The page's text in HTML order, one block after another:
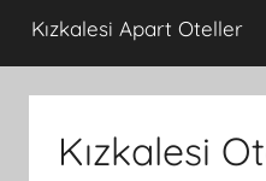
ve
Kızkalesi
Kızkalesi Apart Oteller
Kızkalesi